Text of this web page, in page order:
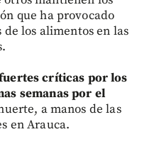
que ha provocado
de los alimentos en las
críticas por los
semanas por el
a manos de las
en Arauca.